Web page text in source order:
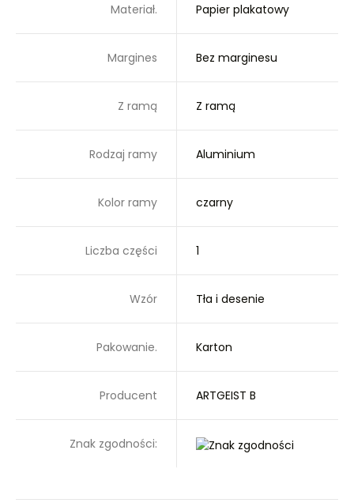
Materiał. Papier plakatowy
Margines Bez marginesu
Z ramą Z ramą
Rodzaj ramy Aluminium
Kolor ramy czarny
Liczba części 1
Wzór Tła i desenie
Pakowanie. Karton
Producent ARTGEIST B
Znak zgodności: